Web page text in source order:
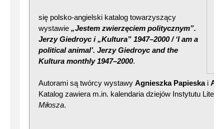
się polsko-angielski katalog towarzyszący
wystawie „Jestem zwierzęciem politycznym”.
JerzyGiedroyc i „Kultura” 1947–2000 / ‘I am a
political animal’. Jerzy Giedroyc and the
Kultura monthly 1947–2000.
Autorami są twórcy wystawy Agnieszka Papieskai
Katalog zawiera m.in. kalendaria dziejów Instytutu
Miłosza.